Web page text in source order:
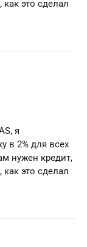
как это сделал
я
в 2% для всех
нужен кредит,
как это сделал